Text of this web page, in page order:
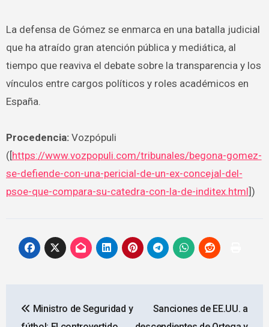
La defensa de Gómez se enmarca en una batalla judicial
que ha atraído gran atención pública y mediática, al
tiempo que reaviva el debate sobre la transparencia y los
vínculos entre cargos políticos y roles académicos en
España.
Procedencia:Vozpópuli
([https://www.vozpopuli.com/tribunales/begona-gomez-
se-defiende-con-una-pericial-de-un-ex-concejal-del-
psoe-que-compara-su-catedra-con-la-de-inditex.html])
de
Ministro de Seguridad y
Sanciones de EE.UU. a